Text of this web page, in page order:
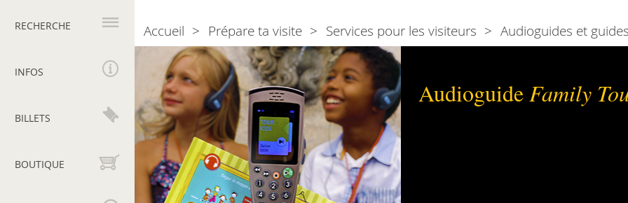
principale
RECHERCHE
INFOS
BILLETS
BOUTIQUE
Audioguide
AudioguideFamily
Breadcrumb
Accueil Prépare ta visite Services pour les visiteurs Audioguides et